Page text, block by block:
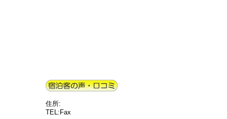
住所:
TEL:Fax